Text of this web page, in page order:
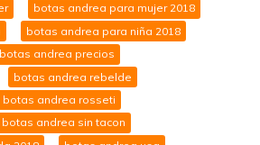
botas andrea para mujer 2018
botas andrea para niña 2018
botas andrea precios
botas andrea rebelde
botas andrea rosseti
botas andrea sin tacon